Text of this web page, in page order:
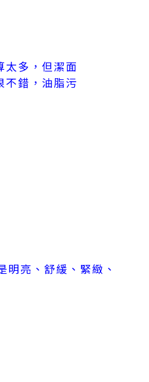
太多，但潔面
不錯，油脂污
明亮、舒緩、緊緻、